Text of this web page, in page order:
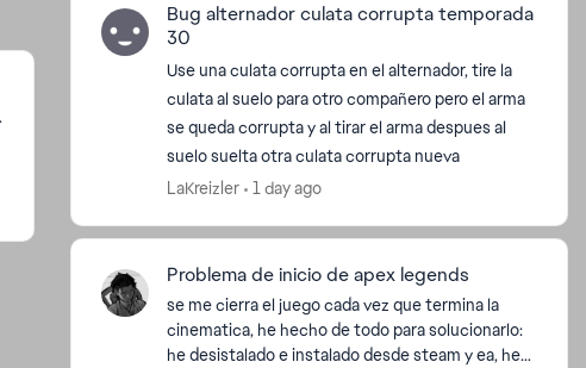
Bug alternador culata corrupta temporada
30
Use una culata corrupta en el alternador, tire la
culata al suelo para otro compañero pero el arma
se queda corrupta y al tirar el arma despues al
suelo suelta otra culata corrupta nueva
LaKreizler
1 day ago
Problema de inicio de apex legends
se me cierra el juego cada vez que termina la
cinematica, he hecho de todo para solucionarlo:
he desistalado e instalado desde steam y ea, he